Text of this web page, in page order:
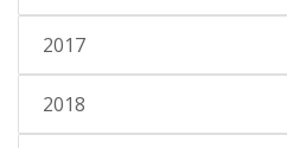
2017
2018